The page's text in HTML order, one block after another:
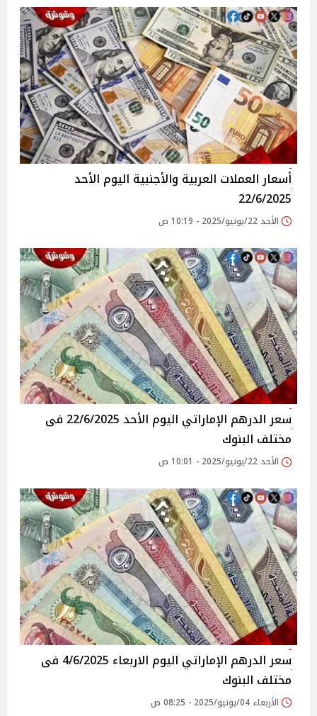
أسعار العملات العربية والأجنبية اليوم الأحد
22/6/2025
الأحد 22/يونيو/2025 - 10:19 ص
سعر الدرهم الإماراتي اليوم الأحد 22/6/2025 فى
مختلف البنوك
الأحد 22/يونيو/2025 - 10:01 ص
سعر الدرهم الإماراتي اليوم الاربعاء 4/6/2025 فى
مختلف البنوك
الأربعاء 04/يونيو/2025 - 08:25 ص